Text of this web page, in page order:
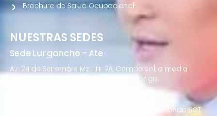
NUESTRAS SEDES
Sede Lurigancho - Ate
Av. 24 de Setiembre Mz. I Lt. 2A, Campo sol, a media
cuadra del Paradero Cabana, Carapongo.
Av. Francisco Bolognesi Nro. 101 Urb. Mesa Redonda SCT
Brochure de Salud Ocupacional